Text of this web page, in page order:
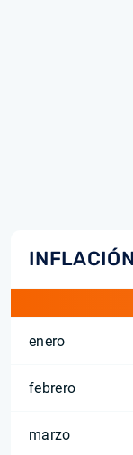
enero
febrero
marzo